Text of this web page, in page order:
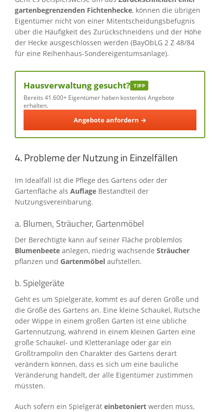
gartenbegrenzenden Fichtenhecke, können die übrigen
Eigentümer nicht von einer Mitentscheidungsbefugnis
über die Häufigkeit des Zurückschneidens und der Höhe
der Hecke ausgeschlossen werden (BayObLG 2 Z 48/84
für eine Reihenhaus-Sondereigentumsanlage).
Hausverwaltung gesucht? TIPP
Bereits 41.600+ Eigentümer haben kostenlos Angebote
erhalten.
Angebote anfordern →
4. Probleme der Nutzung in Einzelfällen
Im Idealfall ist die Pflege des Gartens oder der
Gartenfläche als Auflage Bestandteil der
Nutzungsvereinbarung.
a. Blumen, Sträucher, Gartenmöbel
Der Berechtigte kann auf seiner Fläche problemlos
Blumenbeete anlegen, niedrig wachsende Sträucher
pflanzen und Gartenmöbel aufstellen.
b. Spielgeräte
Geht es um Spielgeräte, kommt es auf deren Größe und
die Größe des Gartens an. Eine kleine Schaukel, Rutsche
oder Wippe in einem großen Garten ist eine übliche
Gartennutzung, während in einem kleinen Garten eine
große Schaukel- und Kletteranlage oder gar ein
Großtrampolin den Charakter des Gartens derart
verändern können, dass es sich um eine bauliche
Veränderung handelt, der alle Eigentümer zustimmen
müssten.
Auch sofern ein Spielgerät einbetoniert werden muss,